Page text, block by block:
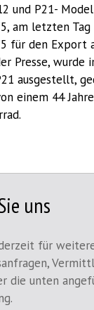
und P21-
am letzten Tag
für den Export
Presse, wurde
ausgestellt,
einem 44
uns
für
die unten